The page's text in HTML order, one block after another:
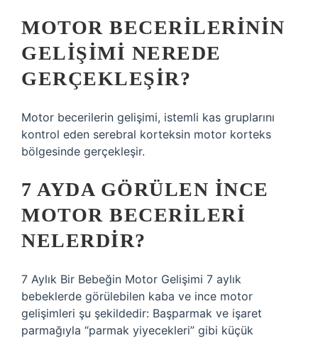
MOTOR BECERILERININ
GELIŞIMI NEREDE
GERÇEKLEŞIR?
Motor becerilerin gelişimi, istemli kas gruplarını
kontrol eden serebral korteksin motor korteks
bölgesinde gerçekleşir.
7 AYDA GÖRÜLEN INCE
MOTOR BECERILERI
NELERDIR?
7 Aylık Bir Bebeğin Motor Gelişimi 7 aylık
bebeklerde görülebilen kaba ve ince motor
gelişimleri şu şekildedir: Başparmak ve işaret
parmağıyla “parmak yiyecekleri” gibi küçük